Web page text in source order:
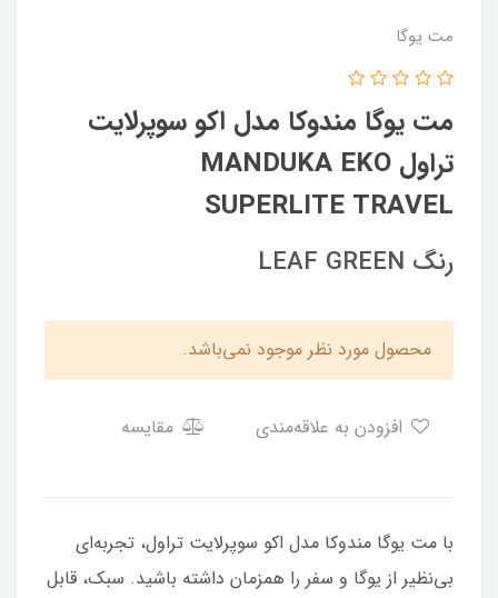
مت یوگا
مت یوگا مندوکا مدل اکو سوپرلایت
تراول MANDUKA EKO
SUPERLITE TRAVEL
رنگ LEAF GREEN
محصول مورد نظر موجود نمی‌باشد.
مقایسه
با مت یوگا مندوکا مدل اکو سوپرلایت تراول، تجربه‌ای
بی‌نظیر از یوگا و سفر را همزمان داشته باشید. سبک، قابل